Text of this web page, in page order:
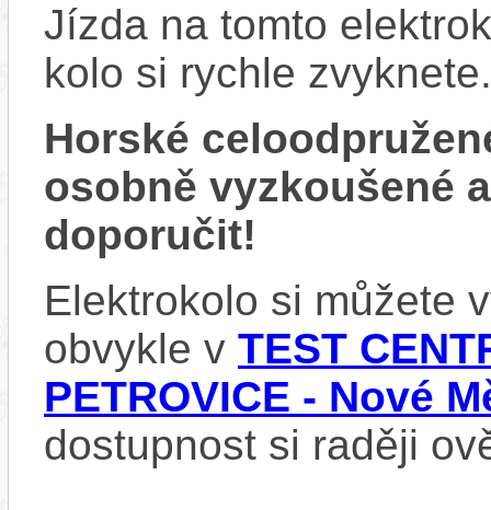
Jízda na tomto
kolo si rychle zvyknete.
Horské
osobně vyzkoušené
doporučit!
Elektrokolo si můžete
obvykle v TEST
PETROVICE - Nové
dostupnost si raději